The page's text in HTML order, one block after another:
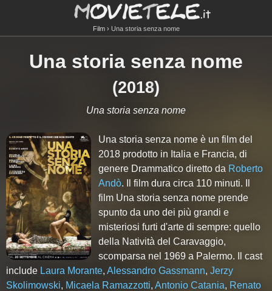
Film Una storia senza nome
Una storia senza nome
(2018)
Una storia senza nome
Una storia senza nome è un film del
2018 prodotto in Italia e Francia, di
genere Drammatico diretto da Roberto
Andò. Il film dura circa 110 minuti. Il
film Una storia senza nome prende
spunto da uno dei più grandi e
misteriosi furti d'arte di sempre: quello
della Natività del Caravaggio,
scomparsa nel 1969 a Palermo. Il cast
include Laura Morante, Alessandro Gassmann, Jerzy
Skolimowski, Micaela Ramazzotti, Antonio Catania, Renato